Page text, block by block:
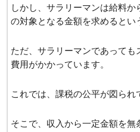
しかし、サラリーマンは給料
の対象となる金額を求めるとい
ただ、サラリーマンであって
費用がかかっています。
これでは、課税の公平が図られ
そこで、収入から一定金額を